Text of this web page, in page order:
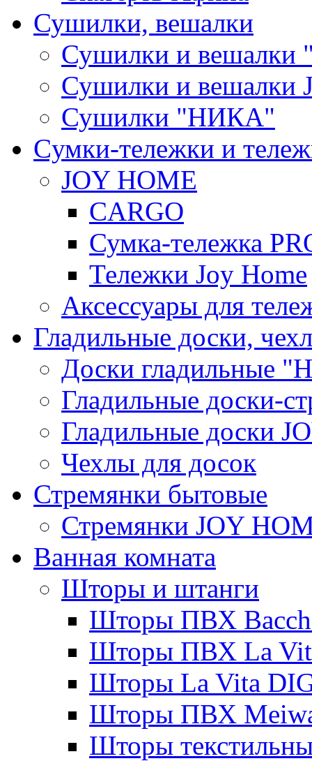
Сушилки, вешалки
Сушилки и вешалки
Сушилки и вешалки
Сушилки "НИКА"
Cумки-тележки и
JOY HOME
CARGO
Сумка-тележка
Тележки Joy Home
Аксессуары для
Гладильные доски,
Доски гладильные
Гладильные доски-
Гладильные доски
Чехлы для досок
Стремянки бытовые
Стремянки JOY
Ванная комната
Шторы и штанги
Шторы ПВХ
Шторы ПВХ La
Шторы La Vita
Шторы ПВХ
Шторы